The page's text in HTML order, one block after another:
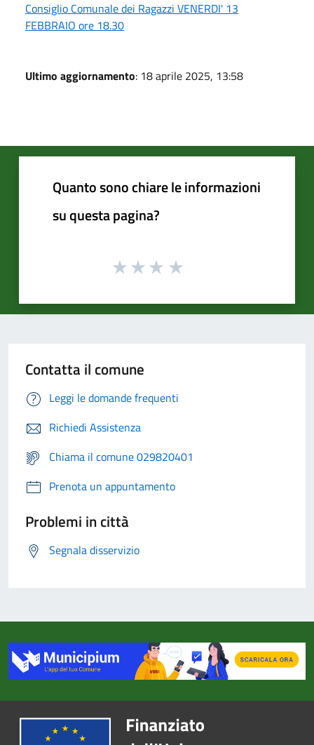
Consiglio Comunale dei Ragazzi VENERDI' 13
FEBBRAIO ore 18.30
Ultimo aggiornamento: 18 aprile 2025, 13:58
Quanto sono chiare le informazioni
su questa pagina?
Contatta il comune
Leggi le domande frequenti
Richiedi Assistenza
Chiama il comune 029820401
Prenota un appuntamento
Problemi in città
Segnala disservizio